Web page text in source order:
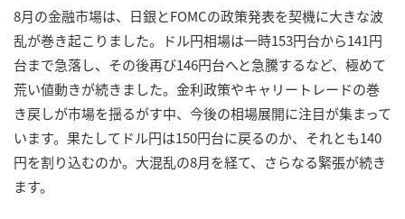
8月の金融市場は、日銀とFOMCの政策発表を契機に大きな波
乱が巻き起こりました。ドル円相場は一時153円台から141円
台まで急落し、その後再び146円台へと急騰するなど、極めて
荒い値動きが続きました。金利政策やキャリートレードの巻
き戻しが市場を揺るがす中、今後の相場展開に注目が集まって
います。果たしてドル円は150円台に戻るのか、それとも140
円を割り込むのか。大混乱の8月を経て、さらなる緊張が続き
ます。